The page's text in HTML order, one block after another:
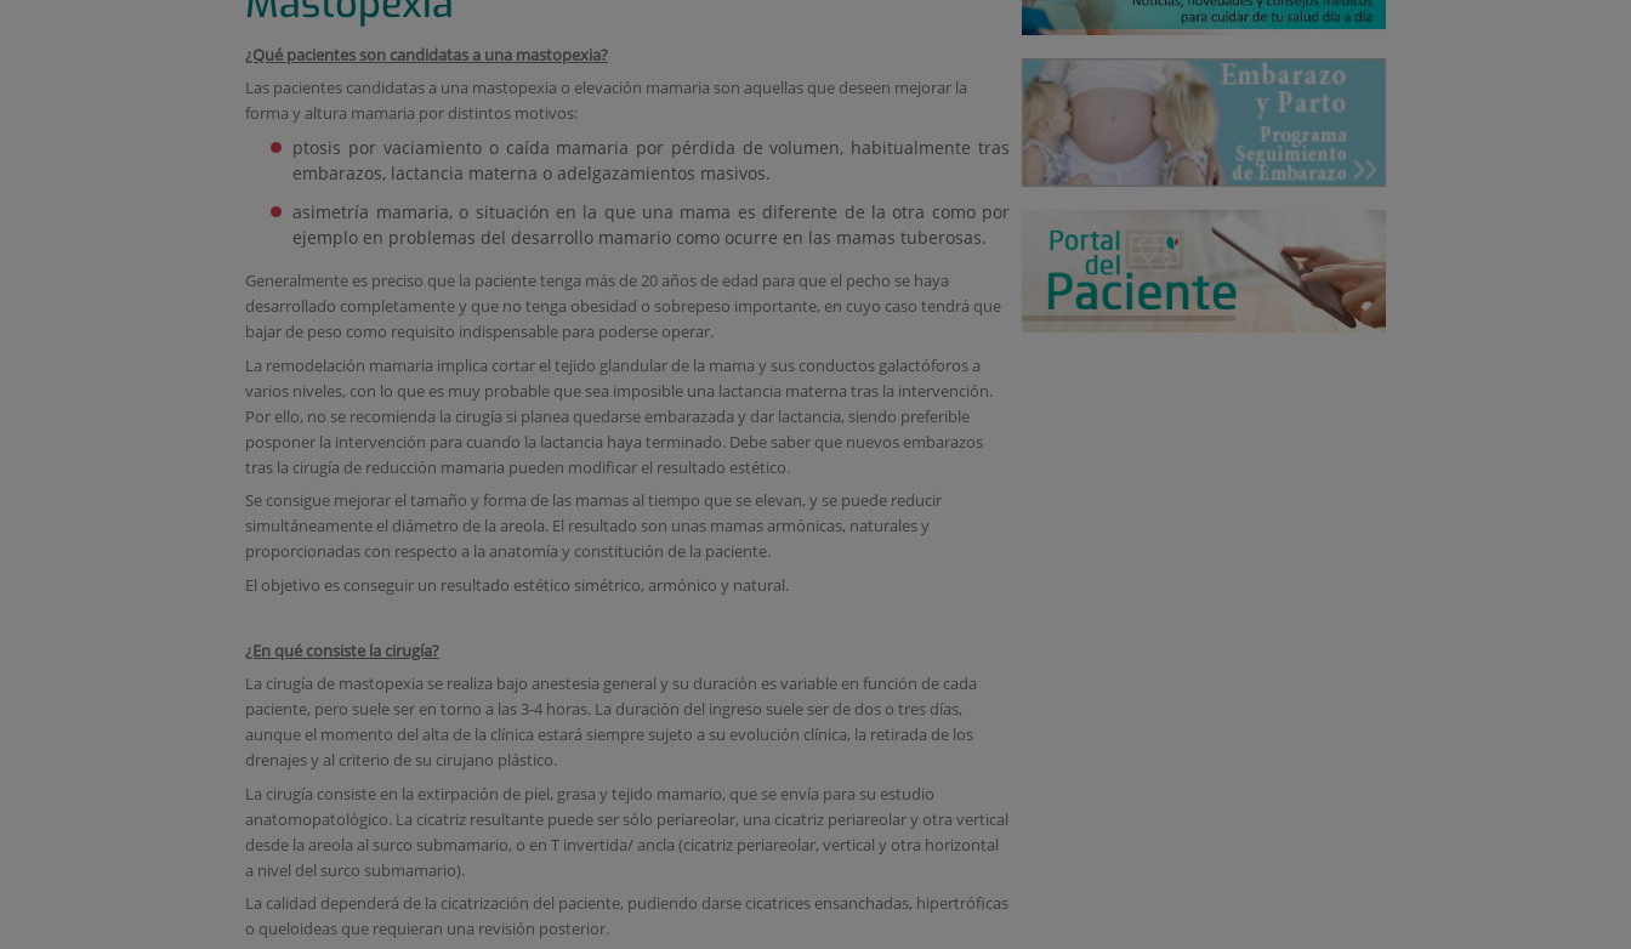
¿Qué pacientes son candidatas a una mastopexia?
Las pacientes candidatas a una mastopexia o elevación mamaria son aquellas que deseen mejorar la
forma y altura mamaria por distintos motivos:
ptosis por vaciamiento o caída mamaria por pérdida de volumen, habitualmente tras
embarazos, lactancia materna o adelgazamientos masivos.
asimetría mamaria, o situación en la que una mama es diferente de la otra como por
ejemplo en problemas del desarrollo mamario como ocurre en las mamas tuberosas.
Generalmente es preciso que la paciente tenga más de 20 años de edad para que el pecho se haya
desarrollado completamente y que no tenga obesidad o sobrepeso importante, en cuyo caso tendrá que
bajar de peso como requisito indispensable para poderse operar.
La remodelación mamaria implica cortar el tejido glandular de la mama y sus conductos galactóforos a
varios niveles, con lo que es muy probable que sea imposible una lactancia materna tras la intervención.
Por ello, no se recomienda la cirugía si planea quedarse embarazada y dar lactancia, siendo preferible
posponer la intervención para cuando la lactancia haya terminado. Debe saber que nuevos embarazos
tras la cirugía de reducción mamaria pueden modificar el resultado estético.
Se consigue mejorar el tamaño y forma de las mamas al tiempo que se elevan, y se puede reducir
simultáneamente el diámetro de la areola. El resultado son unas mamas armónicas, naturales y
proporcionadas con respecto a la anatomía y constitución de la paciente.
El objetivo es conseguir un resultado estético simétrico, armónico y natural.
¿En qué consiste la cirugía?
La cirugía de mastopexia se realiza bajo anestesia general y su duración es variable en función de cada
paciente, pero suele ser en torno a las 3-4 horas. La duración del ingreso suele ser de dos o tres días,
aunque el momento del alta de la clínica estará siempre sujeto a su evolución clínica, la retirada de los
drenajes y al criterio de su cirujano plástico.
La cirugía consiste en la extirpación de piel, grasa y tejido mamario, que se envía para su estudio
anatomopatológico. La cicatriz resultante puede ser sólo periareolar, una cicatriz periareolar y otra vertical
desde la areola al surco submamario, o en T invertida/ ancla (cicatriz periareolar, vertical y otra horizontal
a nivel del surco submamario).
La calidad dependerá de la cicatrización del paciente, pudiendo darse cicatrices ensanchadas, hipertróficas
o queloideas que requieran una revisión posterior.